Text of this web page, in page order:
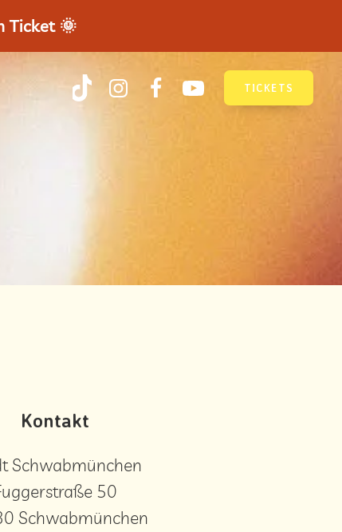
Ticket 🌞
TICKETS
Kontakt
Schwabmünchen
50
Schwabmünchen